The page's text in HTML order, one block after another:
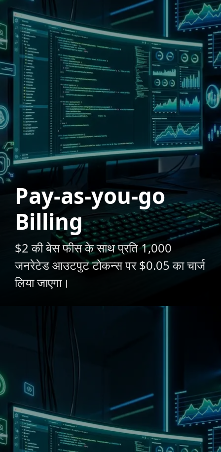
Pay-as-you-go
Billing
$2 की बेस फीस के साथ प्रति 1,000
जनरेटेड आउटपुट टोकन्स पर $0.05 का चार्ज
लिया जाएगा।